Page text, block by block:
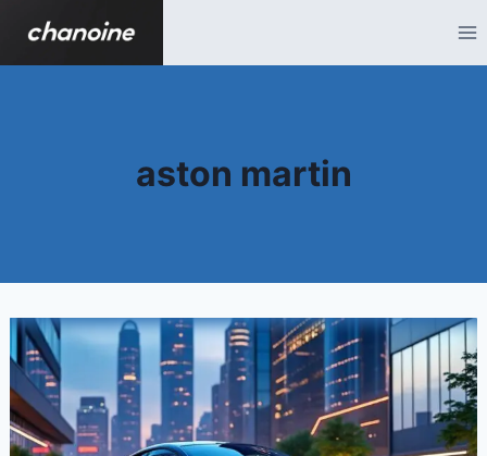
contenu
aston martin